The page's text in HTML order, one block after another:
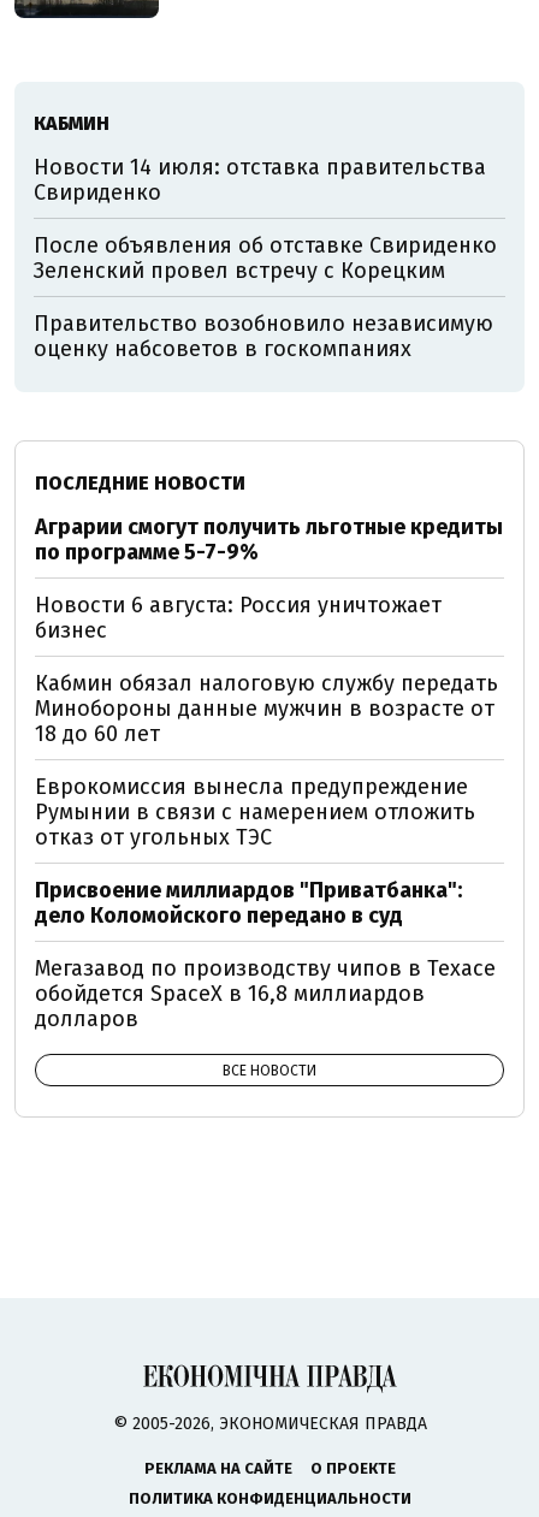
КАБМИН
Новости 14 июля: отставка правительства
Свириденко
После объявления об отставке Свириденко
Зеленский провел встречу с Корецким
Правительство возобновило независимую
оценку набсоветов в госкомпаниях
ПОСЛЕДНИЕ НОВОСТИ
Аграрии смогут получить льготные кредиты
по программе 5-7-9%
Новости 6 августа: Россия уничтожает
бизнес
Кабмин обязал налоговую службу передать
Минобороны данные мужчин в возрасте от
18 до 60 лет
Еврокомиссия вынесла предупреждение
Румынии в связи с намерением отложить
отказ от угольных ТЭС
Присвоение миллиардов "Приватбанка":
дело Коломойского передано в суд
Мегазавод по производству чипов в Техасе
обойдется SpaceX в 16,8 миллиардов
долларов
ВСЕ НОВОСТИ
© 2005-2026, ЭКОНОМИЧЕСКАЯ ПРАВДА
РЕКЛАМА НА САЙТЕ
О ПРОЕКТЕ
ПОЛИТИКА КОНФИДЕНЦИАЛЬНОСТИ